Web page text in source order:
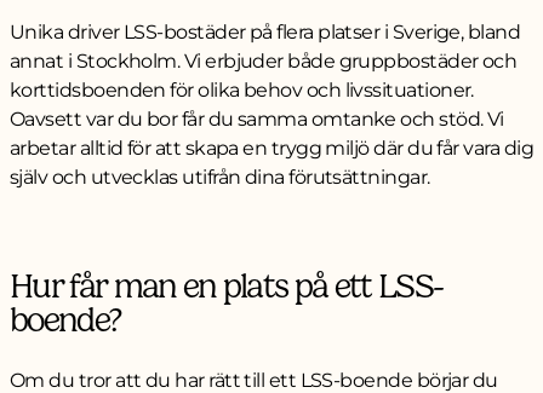
Unika driver LSS-bostäder på flera platser i Sverige, bland
annat i Stockholm. Vi erbjuder både gruppbostäder och
korttidsboenden för olika behov och livssituationer.
Oavsett var du bor får du samma omtanke och stöd. Vi
arbetar alltid för att skapa en trygg miljö där du får vara dig
själv och utvecklas utifrån dina förutsättningar.
Hur får man en plats på ett LSS-
boende?
Om du tror att du har rätt till ett LSS-boende börjar du